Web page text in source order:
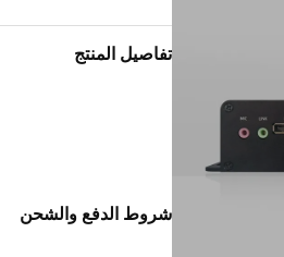
تفاصيل المنتج
شروط الدفع والشحن